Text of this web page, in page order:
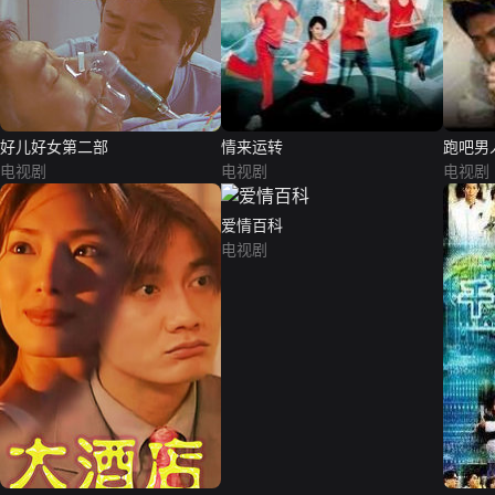
好儿好女第二部
电视剧
情来运转
电视剧
跑吧男
电视剧
爱情百科
电视剧